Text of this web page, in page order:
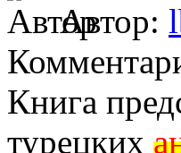
Автор:
Книга
турецких